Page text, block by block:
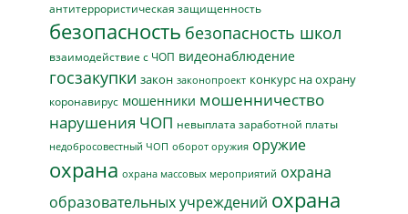
антитеррористическая защищенность
безопасность безопасность школ
взаимодействие с ЧОП видеонаблюдение
госзакупки закон законопроект конкурс на охрану
коронавирус мошенники мошенничество
нарушения ЧОП невыплата заработной платы
недобросовестный ЧОП оборот оружия оружие
охрана охрана массовых мероприятий охрана
образовательных учреждений охрана